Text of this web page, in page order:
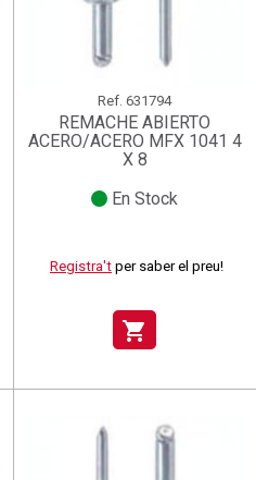
Ref. 631794
REMACHE ABIERTO
ACERO/ACERO MFX 1041 4
X 8
En Stock
Registra't per saber el preu!
shopping_cart